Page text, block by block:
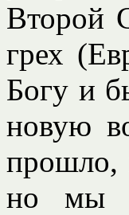
Второй
грех
Богу и
новую
прошло,
но мы